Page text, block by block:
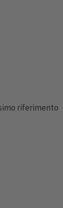
riferimento